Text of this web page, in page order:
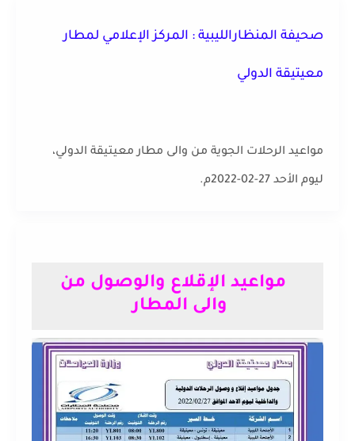
صحيفة المنظارالليبية : المركز الإعلامي لمطار
معيتيقة الدولي
مواعيد الرحلات الجوية من والى مطار معيتيقة الدولي،
ليوم الأحد 27-02-2022م.
مواعيد الإقلاع والوصول من
والى المطار